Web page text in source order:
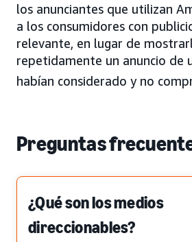
los anunciantes que utilizan
a los consumidores con
relevante, en lugar de
repetidamente un anuncio de
habían considerado y no
Preguntas
¿Qué son los medios
direccionables?